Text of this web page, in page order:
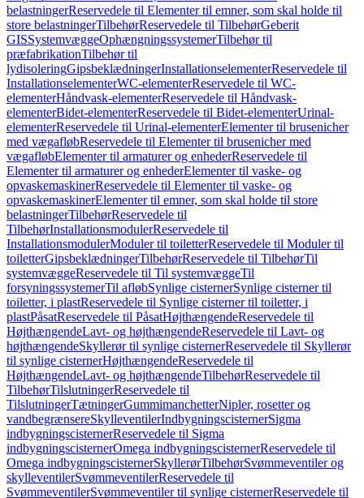
belastningerReservedele til Elementer til emner, som skal holde til
store belastningerTilbehørReservedele til TilbehørGeberit
GISSystemvæggeOphængningssystemerTilbehør til
præfabrikationTilbehør til
lydisoleringGipsbeklædningerInstallationselementerReservedele til
InstallationselementerWC-elementerReservedele til WC-
elementerHåndvask-elementerReservedele til Håndvask-
elementerBidet-elementerReservedele til Bidet-elementerUrinal-
elementerReservedele til Urinal-elementerElementer til brusenicher
med vægafløbReservedele til Elementer til brusenicher med
vægafløbElementer til armaturer og enhederReservedele til
Elementer til armaturer og enhederElementer til vaske- og
opvaskemaskinerReservedele til Elementer til vaske- og
opvaskemaskinerElementer til emner, som skal holde til store
belastningerTilbehørReservedele til
TilbehørInstallationsmodulerReservedele til
InstallationsmodulerModuler til toiletterReservedele til Moduler til
toiletterGipsbeklædningerTilbehørReservedele til TilbehørTil
systemvæggeReservedele til Til systemvæggeTil
forsyningssystemerTil afløbSynlige cisternerSynlige cisterner til
toiletter, i plastReservedele til Synlige cisterner til toiletter, i
plastPåsatReservedele til PåsatHøjthængendeReservedele til
HøjthængendeLavt- og højthængendeReservedele til Lavt- og
højthængendeSkyllerør til synlige cisternerReservedele til Skyllerør
til synlige cisternerHøjthængendeReservedele til
HøjthængendeLavt- og højthængendeTilbehørReservedele til
TilbehørTilslutningerReservedele til
TilslutningerTætningerGummimanchetterNipler, rosetter og
vandbegrænsereSkylleventilerIndbygningscisternerSigma
indbygningscisternerReservedele til Sigma
indbygningscisternerOmega indbygningscisternerReservedele til
Omega indbygningscisternerSkyllerørTilbehørSvømmeventiler og
skylleventilerSvømmeventilerReservedele til
SvømmeventilerSvømmeventiler til synlige cisternerReservedele til